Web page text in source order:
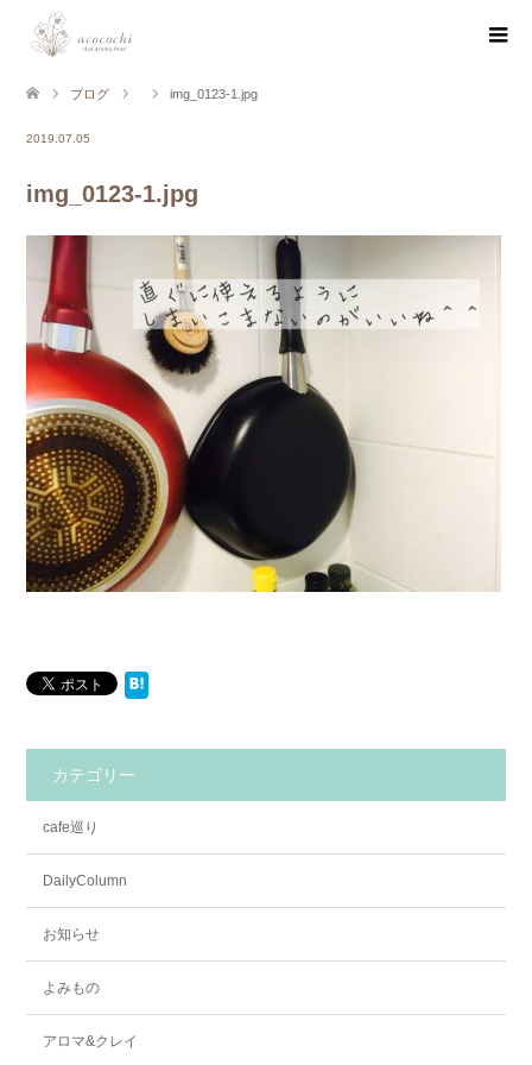
ブログ img_0123-1.jpg
2019.07.05
img_0123-1.jpg
カテゴリー
cafe巡り
DailyColumn
お知らせ
よみもの
アロマ&クレイ